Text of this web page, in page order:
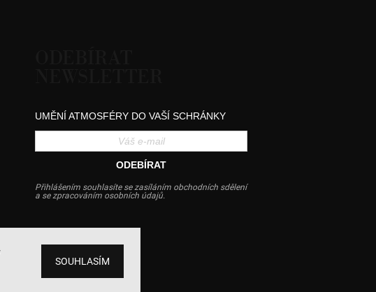
SOUHLASÍM
UMĚNÍ ATMOSFÉRY DO VAŠÍ SCHRÁNKY
ODEBÍRAT
Přihlášením souhlasíte se zasíláním obchodních sdělení
a se zpracováním osobních údajů.